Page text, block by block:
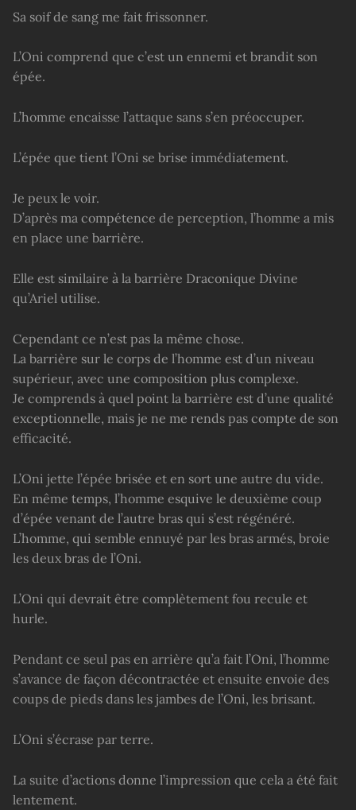
Sa soif de sang me fait frissonner.
L’Oni comprend que c’est un ennemi et brandit son
épée.
L’homme encaisse l’attaque sans s’en préoccuper.
L’épée que tient l’Oni se brise immédiatement.
Je peux le voir.
D’après ma compétence de perception, l’homme a mis
en place une barrière.
Elle est similaire à la barrière Draconique Divine
qu’Ariel utilise.
Cependant ce n’est pas la même chose.
La barrière sur le corps de l’homme est d’un niveau
supérieur, avec une composition plus complexe.
Je comprends à quel point la barrière est d’une qualité
exceptionnelle, mais je ne me rends pas compte de son
efficacité.
L’Oni jette l’épée brisée et en sort une autre du vide.
En même temps, l’homme esquive le deuxième coup
d’épée venant de l’autre bras qui s’est régénéré.
L’homme, qui semble ennuyé par les bras armés, broie
les deux bras de l’Oni.
L’Oni qui devrait être complètement fou recule et
hurle.
Pendant ce seul pas en arrière qu’a fait l’Oni, l’homme
s’avance de façon décontractée et ensuite envoie des
coups de pieds dans les jambes de l’Oni, les brisant.
L’Oni s’écrase par terre.
La suite d’actions donne l’impression que cela a été fait
lentement.